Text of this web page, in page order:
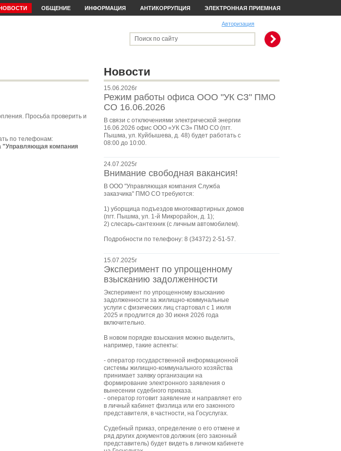
Авторизация
Поиск по сайту
ОБЩЕНИЕ ИНФОРМАЦИЯ АНТИКОРРУПЦИЯ ЭЛЕКТРОННАЯ ПРИЕМНАЯ
Новости
15.06.2026г
Режим работы офиса ООО "УК СЗ" ПМО
СО 16.06.2026
В связи с отключениями электрической энергии
16.06.2026 офис ООО «УК СЗ» ПМО СО (пгт.
Пышма, ул. Куйбышева, д. 48) будет работать с
08:00 до 10:00.
24.07.2025г
Внимание свободная вакансия!
В ООО "Управляющая компания Служба
заказчика" ПМО СО требуются:
1) уборщица подъездов многоквартирных домов
(пгт. Пышма, ул. 1-й Микрорайон, д. 1);
2) слесарь-сантехник (с личным автомобилем).
Подробности по телефону: 8 (34372) 2-51-57.
15.07.2025г
Эксперимент по упрощенному
взысканию задолженности
Эксперимент по упрощенному взысканию
задолженности за жилищно-коммунальные
услуги с физических лиц стартовал с 1 июля
2025 и продлится до 30 июня 2026 года
включительно.
В новом порядке взыскания можно выделить,
например, такие аспекты:
- оператор государственной информационной
системы жилищно-коммунального хозяйства
принимает заявку организации на
формирование электронного заявления о
вынесении судебного приказа.
- оператор готовит заявление и направляет его
в личный кабинет физлица или его законного
представителя, в частности, на Госуслугах.
Судебный приказ, определение о его отмене и
ряд других документов должник (его законный
представитель) будет видеть в личном кабинете
Просьба проверить и
по телефонам:
"Управляющая компания